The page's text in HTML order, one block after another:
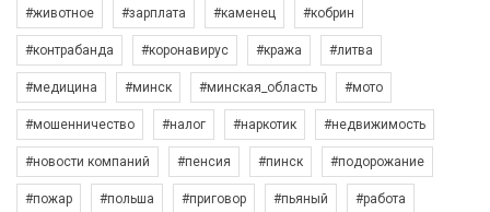
#животное #зарплата #каменец #кобрин
#контрабанда #коронавирус #кража #литва
#медицина #минск #минская_область #мото
#мошенничество #налог #наркотик #недвижимость
#новости компаний #пенсия #пинск #подорожание
#пожар #польша #приговор #пьяный #работа